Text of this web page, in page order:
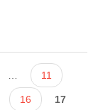
11
16 17